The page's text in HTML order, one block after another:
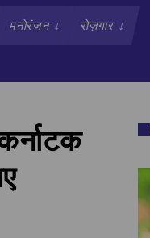
मनोरंजन↓ रोज़गार↓